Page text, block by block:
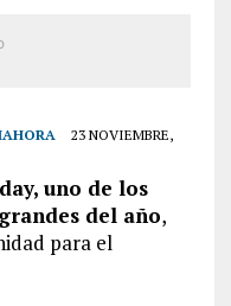
23 NOVIEMBRE,
uno de los
del año,
para el